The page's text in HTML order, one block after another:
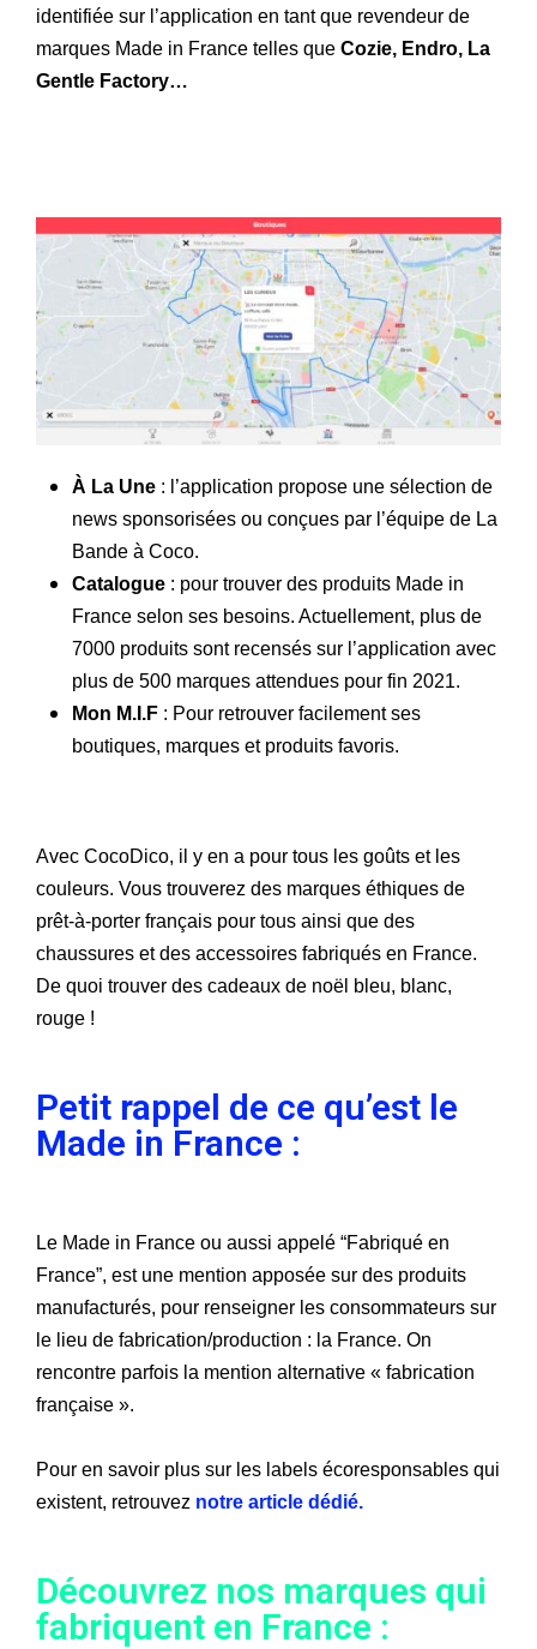
identifiée sur l’application en tant que revendeur de
marques Made in France telles que Cozie, Endro, La
Gentle Factory…
À La Une : l’application propose une sélection de
news sponsorisées ou conçues par l’équipe de La
Bande à Coco.
Catalogue : pour trouver des produits Made in
France selon ses besoins. Actuellement, plus de
7000 produits sont recensés sur l’application avec
plus de 500 marques attendues pour fin 2021.
Mon M.I.F : Pour retrouver facilement ses
boutiques, marques et produits favoris.
Avec CocoDico, il y en a pour tous les goûts et les
couleurs. Vous trouverez des marques éthiques de
prêt-à-porter français pour tous ainsi que des
chaussures et des accessoires fabriqués en France.
De quoi trouver des cadeaux de noël bleu, blanc,
rouge !
Petit rappel de ce qu’est le
Made in France :
Le Made in France ou aussi appelé “Fabriqué en
France”, est une mention apposée sur des produits
manufacturés, pour renseigner les consommateurs sur
le lieu de fabrication/production : la France. On
rencontre parfois la mention alternative « fabrication
française ».
Pour en savoir plus sur les labels écoresponsables qui
existent, retrouvez notre article dédié.
Découvrez nos marques qui
fabriquent en France :